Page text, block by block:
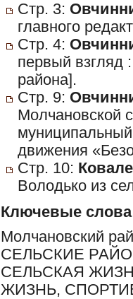
Стр. 3:
главного
Стр. 4:
первый взгляд
района].
Стр. 9:
Молчановской
движения
Стр. 10:
Володько из
Ключевые слова
Молчановский
СЕЛЬСКИЕ
СЕЛЬСКАЯ
ЖИЗНЬ,